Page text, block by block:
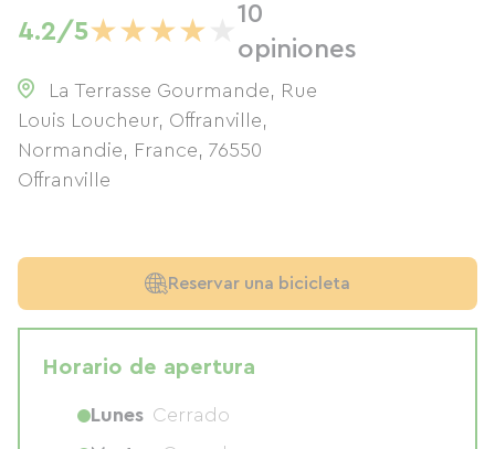
4.2/5★★★★
10
opiniones
La Terrasse Gourmande, Rue
Louis Loucheur, Offranville,
Normandie, France, 76550
Offranville
Reservar una bicicleta
Horario de apertura
Lunes Cerrado